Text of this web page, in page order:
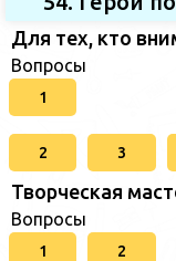
Для тех, кто
Вопросы
1
2 3
Творческая
Вопросы
1 2